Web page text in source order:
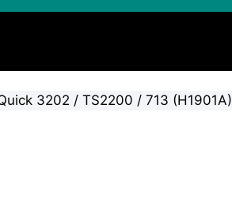
3202 / TS2200 / 713 (H1901A)